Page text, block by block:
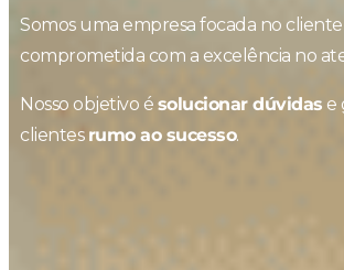
Somos uma empresa focada no
comprometida com a excelência no
Nosso objetivo é solucionar dúvidas e
clientes rumo ao sucesso.